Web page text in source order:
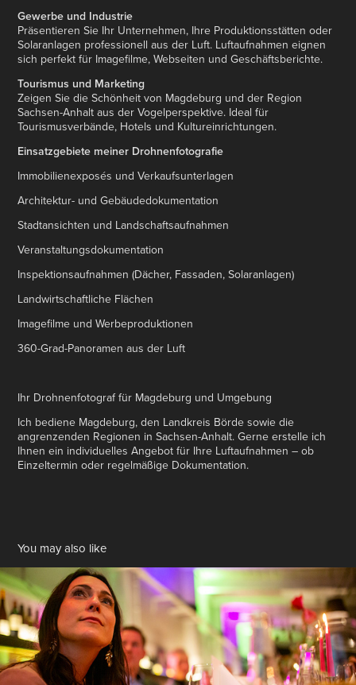
Gewerbe und Industrie
Präsentieren Sie Ihr Unternehmen, Ihre Produktionsstätten oder
Solaranlagen professionell aus der Luft. Luftaufnahmen eignen
sich perfekt für Imagefilme, Webseiten und Geschäftsberichte.
Tourismus und Marketing
Zeigen Sie die Schönheit von Magdeburg und der Region
Sachsen-Anhalt aus der Vogelperspektive. Ideal für
Tourismusverbände, Hotels und Kultureinrichtungen.
Einsatzgebiete meiner Drohnenfotografie
Immobilienexposés und Verkaufsunterlagen
Architektur- und Gebäudedokumentation
Stadtansichten und Landschaftsaufnahmen
Veranstaltungsdokumentation
Inspektionsaufnahmen (Dächer, Fassaden, Solaranlagen)
Landwirtschaftliche Flächen
Imagefilme und Werbeproduktionen
360-Grad-Panoramen aus der Luft
Ihr Drohnenfotograf für Magdeburg und Umgebung
Ich bediene Magdeburg, den Landkreis Börde sowie die
angrenzenden Regionen in Sachsen-Anhalt. Gerne erstelle ich
Ihnen ein individuelles Angebot für Ihre Luftaufnahmen – ob
Einzeltermin oder regelmäßige Dokumentation.
You may also like
Events
2022